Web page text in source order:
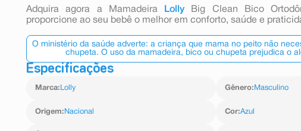
Adquira agora a Mamadeira Lolly Big Clean Bico
proporcione ao seu bebê o melhor em conforto, saúde e
O ministério da saúde adverte: a criança que mama no peito não
chupeta. O uso da mamadeira, bico ou chupeta prejudica o
Especificações
Marca: Lolly Gênero: Masculino
Origem: Nacional Cor:Azul